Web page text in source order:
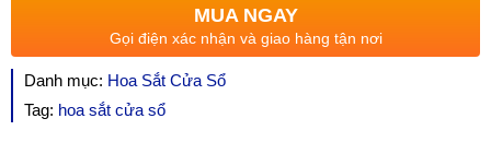
MUA NGAY
Gọi điện xác nhận và giao hàng tận nơi
Danh mục: Hoa Sắt Cửa Sổ
Tag: hoa sắt cửa sổ